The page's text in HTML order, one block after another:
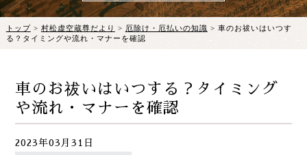
トップ> 村松虚空蔵尊だより > 厄除け・厄払いの知識 > 車のお祓いはいつす
る？タイミングや流れ・マナーを確認
車のお祓いはいつする？タイミング
や流れ・マナーを確認
2023年03月31日